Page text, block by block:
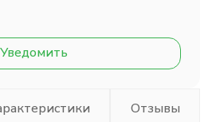
Уведомить
Отзывы